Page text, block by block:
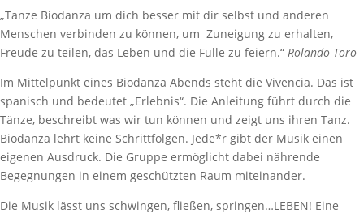
„Tanze Biodanza um dich besser mit dir selbst und anderen
Menschen verbinden zu können, um Zuneigung zu erhalten,
Freude zu teilen, das Leben und die Fülle zu feiern.“ Rolando Toro
Im Mittelpunkt eines Biodanza Abends steht die Vivencia. Das ist
spanisch und bedeutet „Erlebnis“. Die Anleitung führt durch die
Tänze, beschreibt was wir tun können und zeigt uns ihren Tanz.
Biodanza lehrt keine Schrittfolgen. Jede*r gibt der Musik einen
eigenen Ausdruck. Die Gruppe ermöglicht dabei nährende
Begegnungen in einem geschützten Raum miteinander.
Die Musik lässt uns schwingen, fließen, springen…LEBEN! Eine